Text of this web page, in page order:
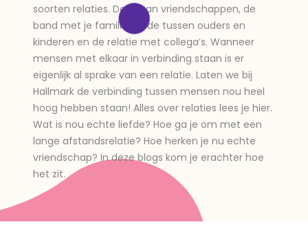
soorten relaties. Denk aan vriendschappen, de
band met je familie, liefde tussen ouders en
kinderen en de relatie met collega’s. Wanneer
mensen met elkaar in verbinding staan is er
eigenlijk al sprake van een relatie. Laten we bij
Hallmark de verbinding tussen mensen nou heel
hoog hebben staan! Alles over relaties lees je hier.
Wat is nou echte liefde? Hoe ga je om met een
lange afstandsrelatie? Hoe herken je nu echte
vriendschap? In deze blogs kom je erachter hoe
het zit.